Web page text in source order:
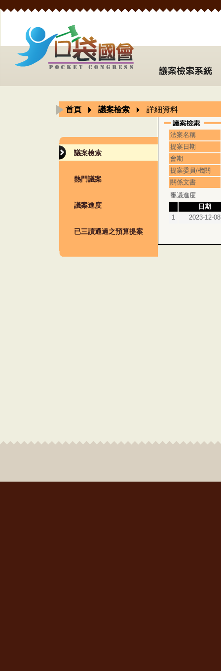
首頁 議案檢索 詳細資料
議案檢索
熱門議案
議案進度
已三讀通過之預算提案
法案名稱
提案日期
會期
提案委員/機關
關係文書
審議進度
日期
1
2023-12-08